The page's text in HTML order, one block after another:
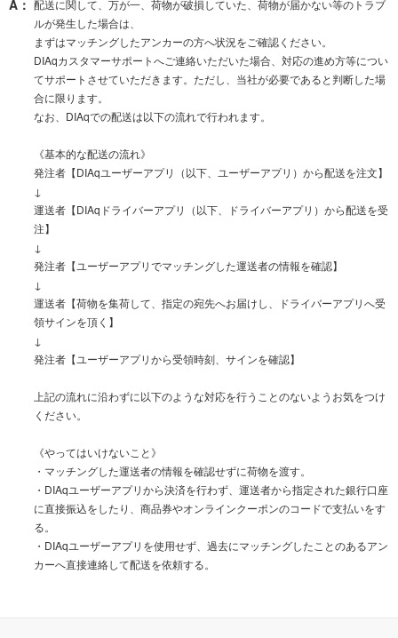
配送に関して、万が一、荷物が破損していた、荷物が届かない等のトラブ
ルが発生した場合は、
まずはマッチングしたアンカーの方へ状況をご確認ください。
DIAqカスタマーサポートへご連絡いただいた場合、対応の進め方等につい
てサポートさせていただきます。ただし、当社が必要であると判断した場
合に限ります。
なお、DIAqでの配送は以下の流れで行われます。
《基本的な配送の流れ》
発注者【DIAqユーザーアプリ（以下、ユーザーアプリ）から配送を注文】
↓
運送者【DIAqドライバーアプリ（以下、ドライバーアプリ）から配送を受
注】
↓
発注者【ユーザーアプリでマッチングした運送者の情報を確認】
↓
運送者【荷物を集荷して、指定の宛先へお届けし、ドライバーアプリへ受
領サインを頂く】
↓
発注者【ユーザーアプリから受領時刻、サインを確認】
上記の流れに沿わずに以下のような対応を行うことのないようお気をつけ
ください。
《やってはいけないこと》
・マッチングした運送者の情報を確認せずに荷物を渡す。
・DIAqユーザーアプリから決済を行わず、運送者から指定された銀行口座
に直接振込をしたり、商品券やオンラインクーポンのコードで支払いをす
る。
・DIAqユーザーアプリを使用せず、過去にマッチングしたことのあるアン
カーへ直接連絡して配送を依頼する。